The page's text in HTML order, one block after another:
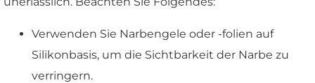
Verwenden Sie Narbengele oder -folien auf
Silikonbasis, um die Sichtbarkeit der Narbe zu
verringern.